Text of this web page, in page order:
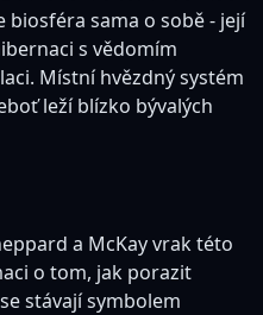
biosféra sama o sobě - její
s vědomím
Místní hvězdný systém
leží blízko bývalých
a McKay vrak této
o tom, jak porazit
stávají symbolem